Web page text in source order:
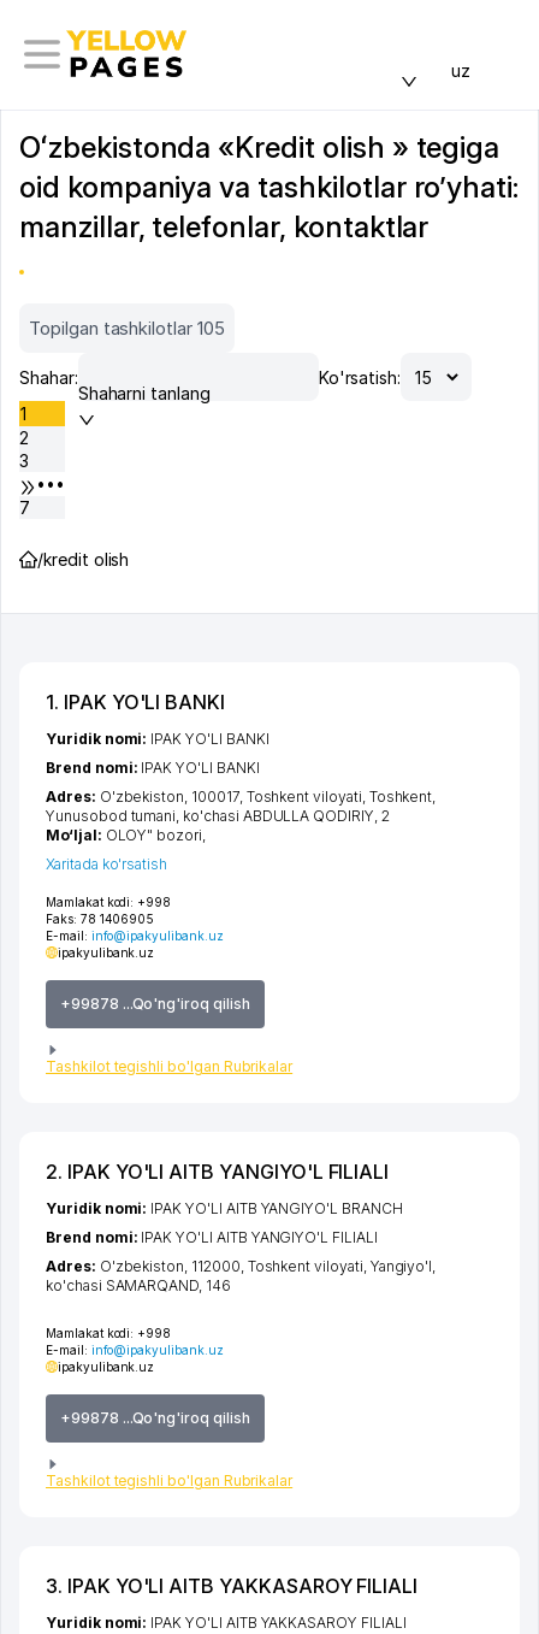
uz
Oʻzbekistonda «Kredit olish » tegiga
oid kompaniya va tashkilotlar ro’yhati:
manzillar, telefonlar, kontaktlar
Topilgan tashkilotlar 105
Shahar:
Shaharni tanlang
Ko'rsatish:
1
2
3
•••
7
/kredit olish
1. IPAK YO'LI BANKI
Mamlakat kodi: +998
Faks: 78 1406905
E-mail: info@ipakyulibank.uz
ipakyulibank.uz
+99878 ...Qo'ng'iroq qilish
Tashkilot tegishli bo'lgan Rubrikalar
Yuridik nomi: IPAK YO'LI BANKI
Brend nomi: IPAK YO'LI BANKI
Adres: O'zbekiston, 100017, Toshkent viloyati Toshkent
Yunusobod tumani ko'chasi ABDULLA QODIRIY , 2
Mo‘ljal: OLOY" bozori,
Xaritada ko'rsatish
2. IPAK YO'LI AITB YANGIYO'L FILIALI
Mamlakat kodi: +998
E-mail: info@ipakyulibank.uz
ipakyulibank.uz
+99878 ...Qo'ng'iroq qilish
Tashkilot tegishli bo'lgan Rubrikalar
Yuridik nomi: IPAK YO'LI AITB YANGIYO'L BRANCH
Brend nomi: IPAK YO'LI AITB YANGIYO'L FILIALI
Adres: O'zbekiston, 112000, Toshkent viloyati, Yangiyo'l,
ko'chasi SAMARQAND, 146
3. IPAK YO'LI AITB YAKKASAROY FILIALI
Yuridik nomi: IPAK YO'LI AITB YAKKASAROY FILIALI